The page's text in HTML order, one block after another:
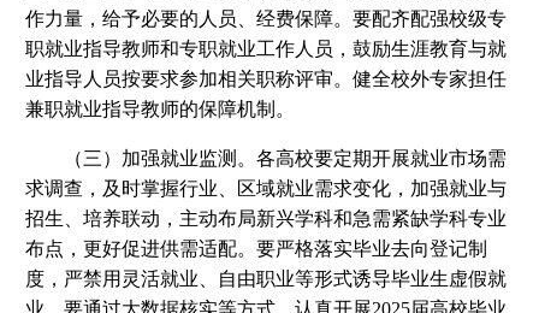
作力量，给予必要的人员、经费保障。要配齐配强校级专
职就业指导教师和专职就业工作人员，鼓励生涯教育与就
业指导人员按要求参加相关职称评审。健全校外专家担任
兼职就业指导教师的保障机制。
（三）加强就业监测。各高校要定期开展就业市场需
求调查，及时掌握行业、区域就业需求变化，加强就业与
招生、培养联动，主动布局新兴学科和急需紧缺学科专业
布点，更好促进供需适配。要严格落实毕业去向登记制
度，严禁用灵活就业、自由职业等形式诱导毕业生虚假就
业。要通过大数据核实等方式，认真开展2025届高校毕业